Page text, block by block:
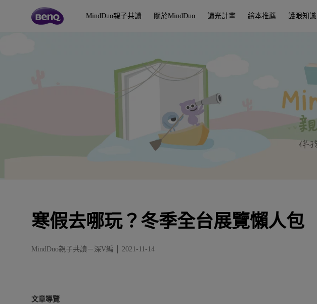
寒
假
去
MindDuo親子共讀 關於MindDuo 讀光計畫 繪本推薦 護眼知識
寒假去哪玩？冬季全台展覽懶人包
MindDuo親子共讀－深V編 2021-11-14
文章導覽